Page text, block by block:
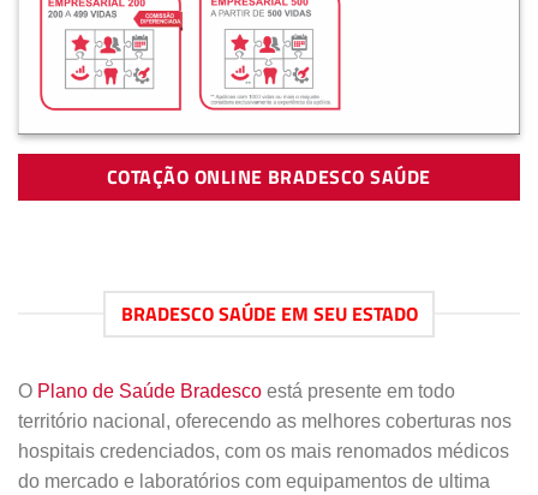
COTAÇÃO ONLINE BRADESCO SAÚDE
BRADESCO SAÚDE EM SEU ESTADO
O Plano de Saúde Bradesco está presente em todo
território nacional, oferecendo as melhores coberturas nos
hospitais credenciados, com os mais renomados médicos
do mercado e laboratórios com equipamentos de ultima